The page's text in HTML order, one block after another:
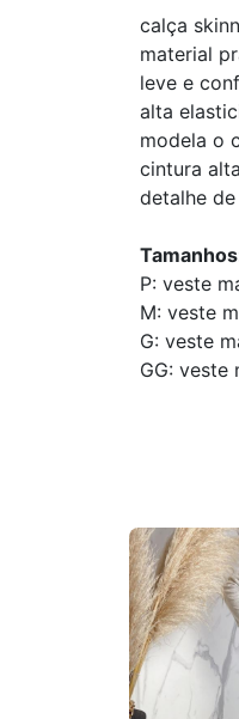
calça
material
leve e
alta
modela o
cintura alta
detalhe
P: veste
M: veste
G: veste
GG: veste